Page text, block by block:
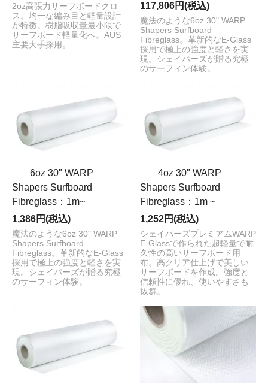
2oz高張力サーフボードクロ
ス。均一な編み目と軽量設計
が特徴。樹脂吸収量最小限で
サーフボード軽量化へ。AUS
主要大手採用。
117,806円(税込)
魔法のような6oz 30" WARP
Shapers Surfboard
Fibreglass。革新的なE-Glass
採用で極上の強度と軽さを実
現。シェイパーズが贈る究極
のサーフィン体験。
6oz 30" WARP
Shapers Surfboard
Fibreglass：1m~
1,386円(税込)
魔法のような6oz 30" WARP
Shapers Surfboard
Fibreglass。革新的なE-Glass
採用で極上の強度と軽さを実
現。シェイパーズが贈る究極
のサーフィン体験。
4oz 30" WARP
Shapers Surfboard
Fibreglass：1m ~
1,252円(税込)
シェイパーズプレミアムWARP
E-Glassで作られた超軽量で耐
久性の高いサーフボード用
布。高クリア仕上げで美しい
サーフボードを作成。強度と
信頼性に優れ、使いやすさも
抜群。